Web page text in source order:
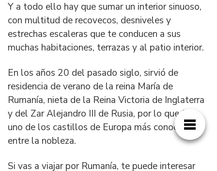
Y a todo ello hay que sumar un interior sinuoso,
con multitud de recovecos, desniveles y
estrechas escaleras que te conducen a sus
muchas habitaciones, terrazas y al patio interior.
En los años 20 del pasado siglo, sirvió de
residencia de verano de la reina María de
Rumanía, nieta de la Reina Victoria de Inglaterra
y del Zar Alejandro III de Rusia, por lo que fue
uno de los castillos de Europa más conocidos
entre la nobleza.
Si vas a viajar por Rumanía, te puede interesar